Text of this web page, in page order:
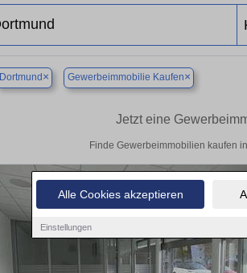
Alle Cookies akzeptieren
Einstellungen
Dortmund × Gewerbeimmobilie Kaufen×
Jetzt eine
Finde Gewerbeimmobilien kaufen